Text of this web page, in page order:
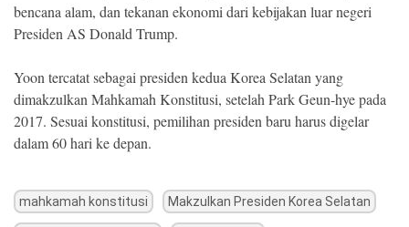
bencana alam, dan tekanan ekonomi dari kebijakan luar negeri
Presiden AS Donald Trump.
Yoon tercatat sebagai presiden kedua Korea Selatan yang
dimakzulkan Mahkamah Konstitusi, setelah Park Geun-hye pada
2017. Sesuai konstitusi, pemilihan presiden baru harus digelar
dalam 60 hari ke depan.
mahkamah konstitusi Makzulkan Presiden Korea Selatan